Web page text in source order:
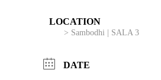
LOCATION
> Sambodhi | SALA 3
DATE